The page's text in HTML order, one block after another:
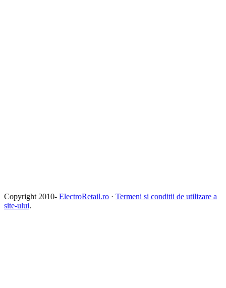
Copyright 2010- ElectroRetail.ro · Termeni si conditii de utilizare a
site-ului.